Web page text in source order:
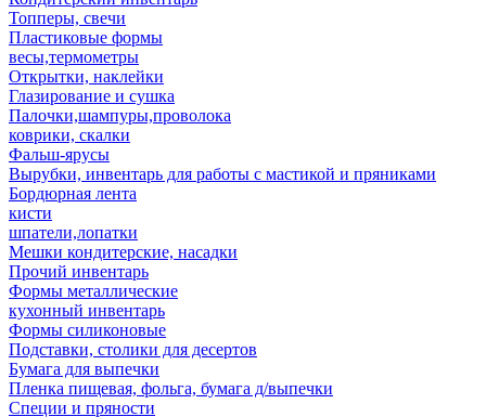
Топперы, свечи
Пластиковые формы
весы,термометры
Открытки, наклейки
Глазирование и сушка
Палочки,шампуры,проволока
коврики, скалки
Фальш-ярусы
Вырубки, инвентарь для работы с мастикой и пряниками
Бордюрная лента
кисти
шпатели,лопатки
Мешки кондитерские, насадки
Прочий инвентарь
Формы металлические
кухонный инвентарь
Формы силиконовые
Подставки, столики для десертов
Бумага для выпечки
Пленка пищевая, фольга, бумага д/выпечки
Специи и пряности